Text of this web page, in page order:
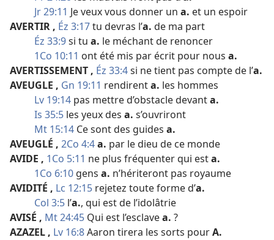
Jr 29:11 Je veux vous donner un a. et un espoir
AVERTIR , Éz 3:17tu devras l’a. de ma part
Éz 33:9si tu a. le méchant de renoncer
1Co 10:11 ont été mis par écrit pour nous a.
AVERTISSEMENT , Éz 33:4si ne tient pas compte de l’a.
AVEUGLE , Gn 19:11 rendirenta. les hommes
Lv 19:14 pas mettre d’obstacle devanta.
Is 35:5 les yeux des a. s’ouvriront
Mt 15:14 Ce sont des guides a.
AVEUGLÉ , 2Co 4:4a. par le dieu de ce monde
AVIDE , 1Co 5:11 ne plus fréquenter qui esta.
1Co 6:10 gens a. n’hériteront pas royaume
AVIDITÉ , Lc 12:15 rejetez toute forme d’a.
Col 3:5 l’a., qui est de l’idolâtrie
AVISÉ , Mt 24:45 Qui est l’esclavea. ?
AZAZEL , Lv 16:8Aaron tirera les sorts pourA.